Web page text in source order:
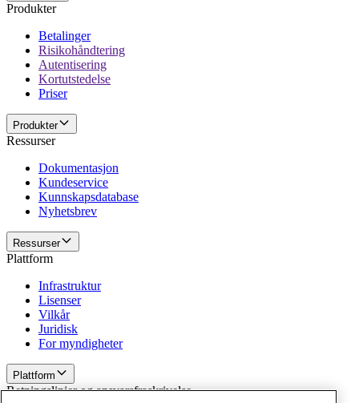
Produkter
Betalinger
Risikohåndtering
Autentisering
Kortutstedelse
Priser
Produkter
Ressurser
Dokumentasjon
Kundeservice
Kunnskapsdatabase
Nyhetsbrev
Ressurser
Plattform
Infrastruktur
Lisenser
Vilkår
Juridisk
For myndigheter
Plattform
Retningslinjer og ansvarsfraskrivelse